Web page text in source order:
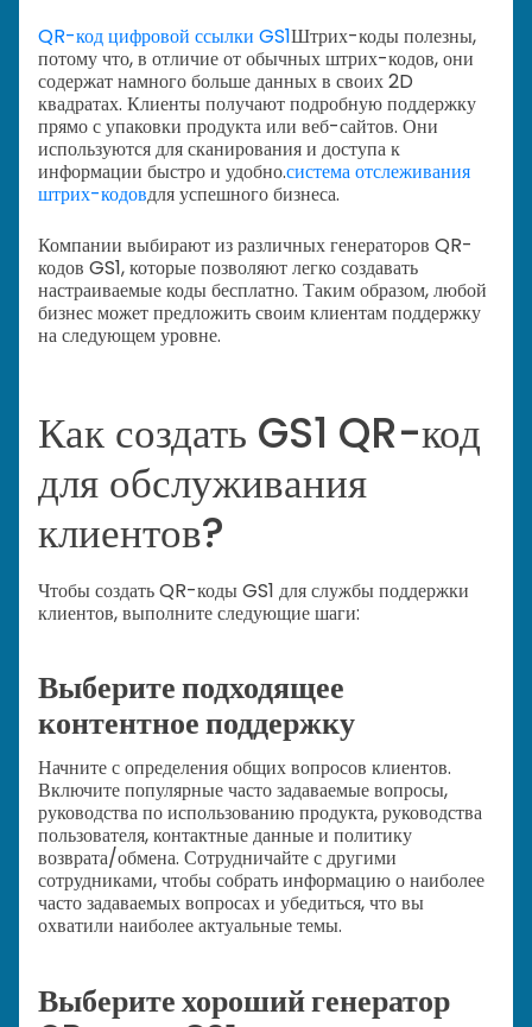
QR-код цифровой ссылки GS1Штрих-коды полезны,
потому что, в отличие от обычных штрих-кодов, они
содержат намного больше данных в своих 2D
квадратах. Клиенты получают подробную поддержку
прямо с упаковки продукта или веб-сайтов. Они
используются для сканирования и доступа к
информации быстро и удобно.система отслеживания
штрих-кодовдля успешного бизнеса.
Компании выбирают из различных генераторов QR-
кодов GS1, которые позволяют легко создавать
настраиваемые коды бесплатно. Таким образом, любой
бизнес может предложить своим клиентам поддержку
на следующем уровне.
Как создать GS1 QR-код
для обслуживания
клиентов?
Чтобы создать QR-коды GS1 для службы поддержки
клиентов, выполните следующие шаги:
Выберите подходящее
контентное поддержку
Начните с определения общих вопросов клиентов.
Включите популярные часто задаваемые вопросы,
руководства по использованию продукта, руководства
пользователя, контактные данные и политику
возврата/обмена. Сотрудничайте с другими
сотрудниками, чтобы собрать информацию о наиболее
часто задаваемых вопросах и убедиться, что вы
охватили наиболее актуальные темы.
Выберите хороший генератор